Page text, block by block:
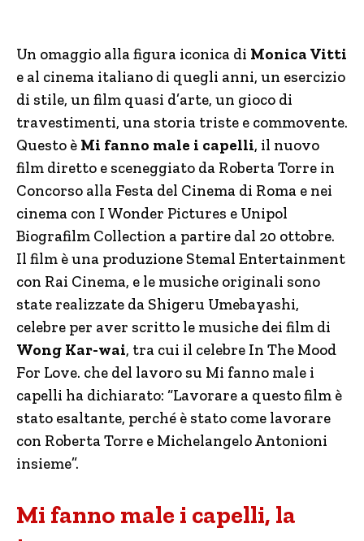
Un omaggio alla figura iconica di Monica Vitti
e al cinema italiano di quegli anni, un esercizio
di stile, un film quasi d’arte, un gioco di
travestimenti, una storia triste e commovente.
Questo è Mi fanno male i capelli, il nuovo
film diretto e sceneggiato da Roberta Torre in
Concorso alla Festa del Cinema di Roma e nei
cinema con I Wonder Pictures e Unipol
Biografilm Collection a partire dal 20 ottobre.
Il film è una produzione Stemal Entertainment
con Rai Cinema, e le musiche originali sono
state realizzate da Shigeru Umebayashi,
celebre per aver scritto le musiche dei film di
Wong Kar-wai, tra cui il celebre In The Mood
For Love. che del lavoro su Mi fanno male i
capelli ha dichiarato: “Lavorare a questo film è
stato esaltante, perché è stato come lavorare
con Roberta Torre e Michelangelo Antonioni
insieme”.
Mi fanno male i capelli, la